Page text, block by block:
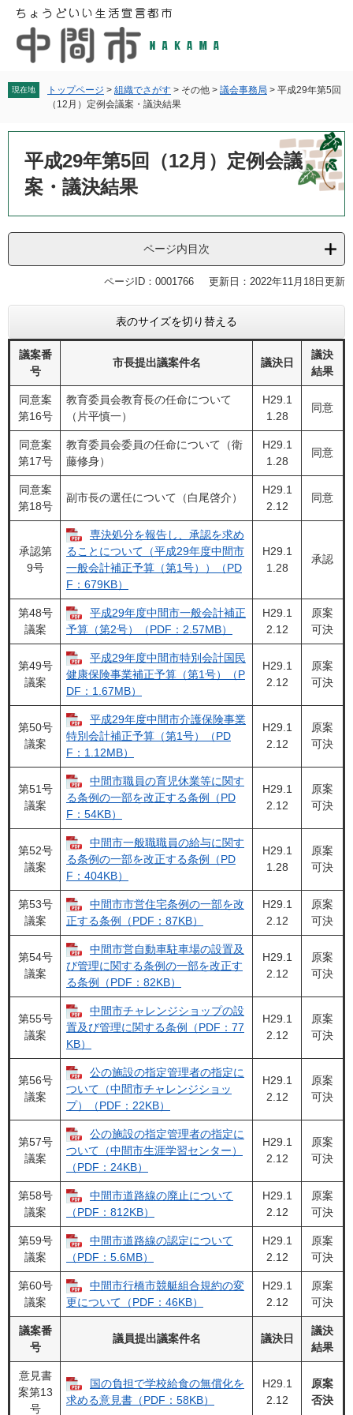
現在地 トップページ > 組織でさがす > その他 > 議会事務局 > 平成29年第5回
（12月）定例会議案・議決結果
平成29年第5回（12月）定例会議
案・議決結果
ページ内目次
ページID：0001766 更新日：2022年11月18日更新
表のサイズを切り替える
議案番
号
市長提出議案件名 議決日
議決
結果
同意案
第16号
教育委員会教育長の任命について
（片平慎一）
H29.1
1.28
同意
同意案
第17号
教育委員会委員の任命について（衛
藤修身）
H29.1
1.28
同意
同意案
第18号
副市長の選任について（白尾啓介）
H29.1
2.12
同意
承認第
9号
専決処分を報告し、承認を求め
ることについて（平成29年度中間市
一般会計補正予算（第1号））（PD
F：679KB）
H29.1
1.28
承認
第48号
議案
平成29年度中間市一般会計補正
予算（第2号）（PDF：2.57MB）
H29.1
2.12
原案
可決
第49号
議案
平成29年度中間市特別会計国民
健康保険事業補正予算（第1号）（P
DF：1.67MB）
H29.1
2.12
原案
可決
第50号
議案
平成29年度中間市介護保険事業
特別会計補正予算（第1号）（PD
F：1.12MB）
H29.1
2.12
原案
可決
第51号
議案
中間市職員の育児休業等に関す
る条例の一部を改正する条例（PD
F：54KB）
H29.1
2.12
原案
可決
第52号
議案
中間市一般職職員の給与に関す
る条例の一部を改正する条例（PD
F：404KB）
H29.1
1.28
原案
可決
第53号
議案
中間市市営住宅条例の一部を改
正する条例（PDF：87KB）
H29.1
2.12
原案
可決
第54号
議案
中間市営自動車駐車場の設置及
び管理に関する条例の一部を改正す
る条例（PDF：82KB）
H29.1
2.12
原案
可決
第55号
議案
中間市チャレンジショップの設
置及び管理に関する条例（PDF：77
KB）
H29.1
2.12
原案
可決
第56号
議案
公の施設の指定管理者の指定に
ついて（中間市チャレンジショッ
プ）（PDF：22KB）
H29.1
2.12
原案
可決
第57号
議案
公の施設の指定管理者の指定に
ついて（中間市生涯学習センター）
（PDF：24KB）
H29.1
2.12
原案
可決
第58号
議案
中間市道路線の廃止について
（PDF：812KB）
H29.1
2.12
原案
可決
第59号
議案
中間市道路線の認定について
（PDF：5.6MB）
H29.1
2.12
原案
可決
第60号
議案
中間市行橋市競艇組合規約の変
更について（PDF：46KB）
H29.1
2.12
原案
可決
議案番
号
議員提出議案件名 議決日
議決
結果
意見書
案第13
号
国の負担で学校給食の無償化を
求める意見書（PDF：58KB）
H29.1
2.12
原案
否決